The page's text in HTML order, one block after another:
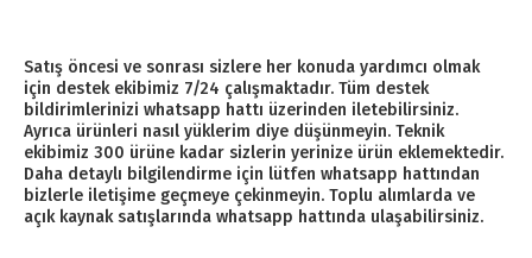
Satış öncesi ve sonrası sizlere her konuda yardımcı olmak
için destek ekibimiz 7/24 çalışmaktadır. Tüm destek
bildirimlerinizi whatsapp hattı üzerinden iletebilirsiniz.
Ayrıca ürünleri nasıl yüklerim diye düşünmeyin. Teknik
ekibimiz 300 ürüne kadar sizlerin yerinize ürün eklemektedir.
Daha detaylı bilgilendirme için lütfen whatsapp hattından
bizlerle iletişime geçmeye çekinmeyin. Toplu alımlarda ve
açık kaynak satışlarında whatsapp hattında ulaşabilirsiniz.